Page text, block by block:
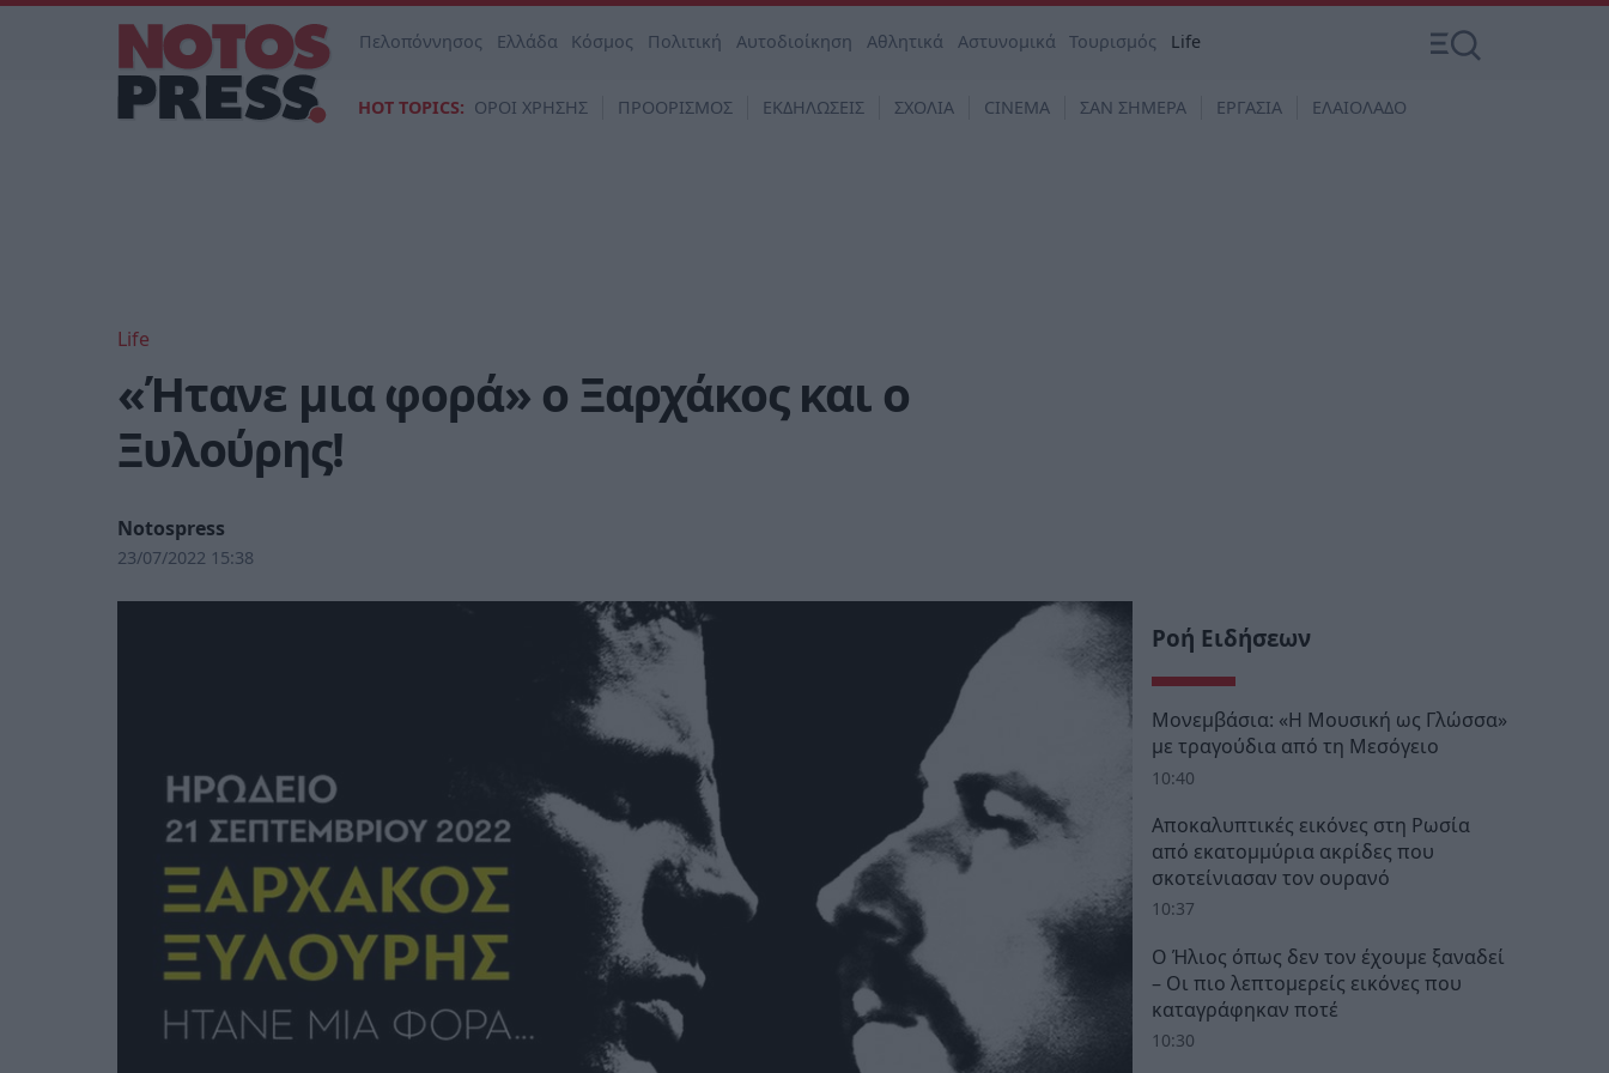
Πελοπόννησος Ελλάδα Κόσμος Πολιτική Αυτοδιοίκηση Αθλητικά Αστυνομικά Τουρισμός Life
HOT TOPICS: ΟΡΟΙ ΧΡΗΣΗΣ ΠΡΟΟΡΙΣΜΟΣ ΕΚΔΗΛΩΣΕΙΣ ΣΧΟΛΙΑ CINEMA ΣΑΝ ΣΗΜΕΡΑ ΕΡΓΑΣΙΑ ΕΛΑΙΟΛΑΔΟ
Life
«Ήτανε μια φορά» ο Ξαρχάκος και ο
Ξυλούρης!
Notospress
23/07/2022 15:38
Ροή Ειδήσεων
Μονεμβάσια: «Η Μουσική ως Γλώσσα»
με τραγούδια από τη Μεσόγειο
10:40
Αποκαλυπτικές εικόνες στη Ρωσία
από εκατομμύρια ακρίδες που
σκοτείνιασαν τον ουρανό
10:37
Ο Ήλιος όπως δεν τον έχουμε ξαναδεί
– Οι πιο λεπτομερείς εικόνες που
καταγράφηκαν ποτέ
10:30